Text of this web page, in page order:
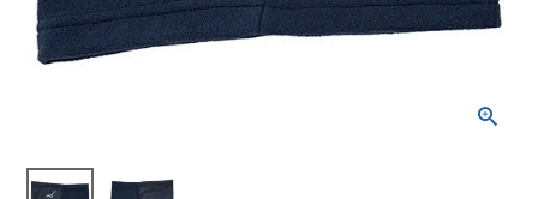
ご利用ガイド
お問い合わせ
プライバシーポリシー